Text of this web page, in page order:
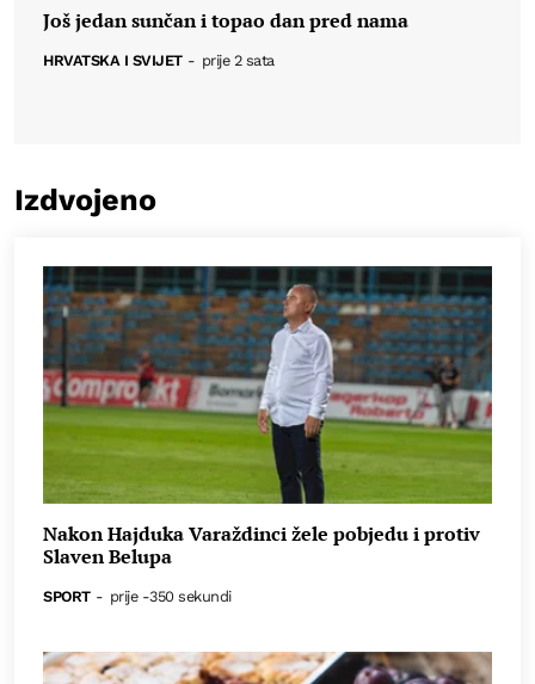
Još jedan sunčan i topao dan pred nama
HRVATSKA I SVIJET - prije 2 sata
Izdvojeno
Nakon Hajduka Varaždinci žele pobjedu i protiv
Slaven Belupa
SPORT - prije -350 sekundi